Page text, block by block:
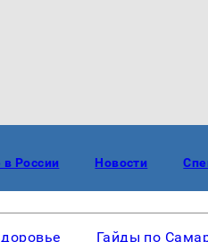
в России Новости
Гайды по